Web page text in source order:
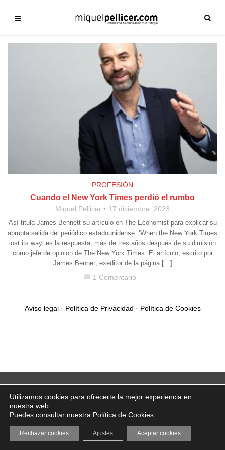
PROFESIÓN
Cuando el New York Times perdió el rumbo
Miquel Pellicer 17 diciembre, 2023
Así titula James Bennett su artículo en The Economist para explicar su
abrupta salida del periódico estadounidense. ‘When the New York Times
lost its way‘ es la respuesta, más de tres años después de su dimisión
como jefe de opinion de The New York Times. El artículo, escrito por
James Bennet, exeditor de la página […]
chat_bubble 1 Comentario
Aviso legal· Política de Privacidad · Política de Cookies
Utilizamos cookies para ofrecerte la mejor experiencia en
nuestra web.
Puedes consultar nuestra Política de Cookies
Aceptar cookies
Rechazar cookies Ajustes